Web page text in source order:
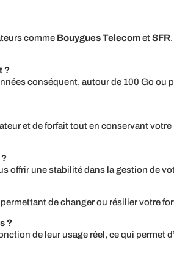
comme Bouygues TelecometSFR
?
conséquent, autour de 100 Go ou
et de forfait tout en conservant
offrir une stabilité dans la gestion de
de changer ou résilier votre
?
de leur usage réel, ce qui permet